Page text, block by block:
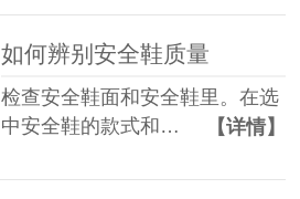
如何辨别安全鞋质量
检查安全鞋面和安全鞋里。在选
中安全鞋的款式和…
【详情】